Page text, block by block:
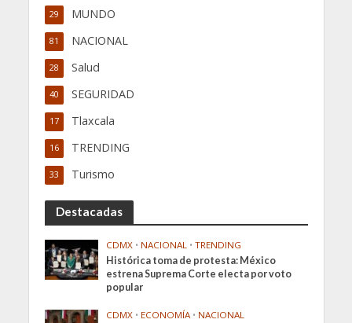
MUNDO
29
NACIONAL
81
Salud
28
SEGURIDAD
40
Tlaxcala
17
TRENDING
16
Turismo
33
Destacadas
CDMX • NACIONAL • TRENDING
Histórica toma de protesta: México
estrena Suprema Corte electa por voto
popular
CDMX • ECONOMÍA • NACIONAL